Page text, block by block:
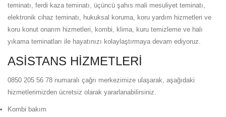
teminatı, ferdi kaza teminatı, üçüncü şahıs mali mesuliyet teminatı,
elektronik cihaz teminatı, hukuksal koruma, koru yardım hizmetleri ve
koru konut onarım hizmetleri, kombi, klima, kuru temizleme ve halı
yıkama teminatları ile hayatınızı kolaylaştırmaya devam ediyoruz.
ASİSTANS HİZMETLERİ
0850 205 56 78 numaralı çağrı merkezimize ulaşarak, aşağıdaki
hizmetlerimizden ücretsiz olarak yararlanabilirsiniz.
Kombi bakım